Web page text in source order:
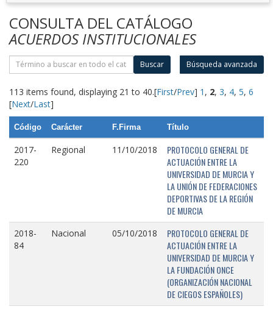
CONSULTA DEL CATÁLOGO
ACUERDOS INSTITUCIONALES
Buscar Búsqueda avanzada
113 items found, displaying 21 to 40.[First/Prev] 1 , 2, 3, 4, 5, 6
[Next/Last]
Código Carácter F.Firma Título
2017-
220
Regional 11/10/2018
PROTOCOLO GENERAL DE
ACTUACIÓN ENTRE LA
UNIVERSIDAD DE MURCIA Y
LA UNIÓN DE FEDERACIONES
DEPORTIVAS DE LA REGIÓN
DE MURCIA
2018-
84
Nacional 05/10/2018
PROTOCOLO GENERAL DE
ACTUACIÓN ENTRE LA
UNIVERSIDAD DE MURCIA Y
LA FUNDACIÓN ONCE
(ORGANIZACIÓN NACIONAL
DE CIEGOS ESPAÑOLES)